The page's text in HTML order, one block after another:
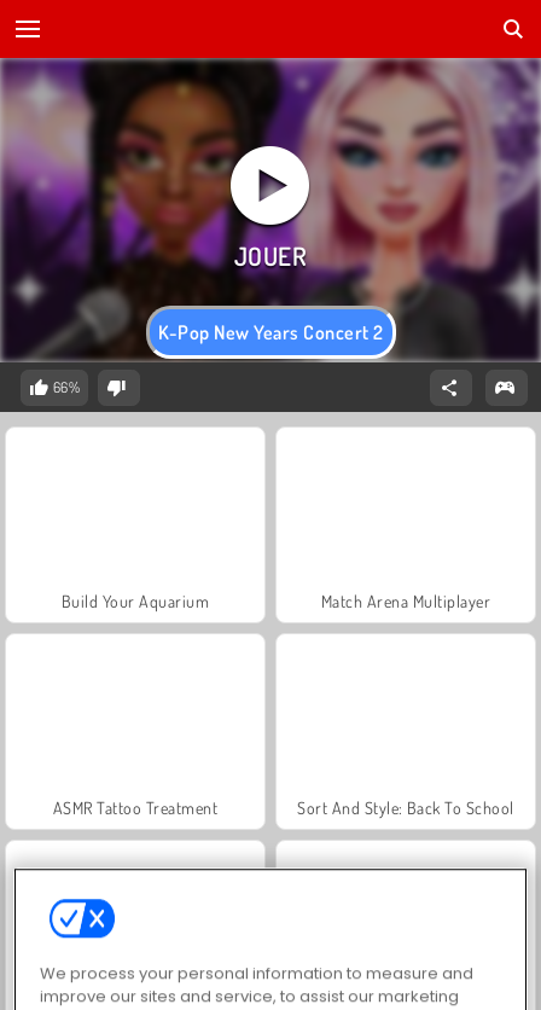
K-Pop New Years Concert 2
66%
Build Your Aquarium Match Arena Multiplayer
ASMR Tattoo Treatment Sort And Style: Back To School
We process your personal information to measure and
improve our sites and service, to assist our marketing